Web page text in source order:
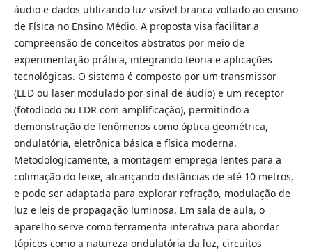
áudio e dados utilizando luz visível branca voltado ao ensino
de Física no Ensino Médio. A proposta visa facilitar a
compreensão de conceitos abstratos por meio de
experimentação prática, integrando teoria e aplicações
tecnológicas. O sistema é composto por um transmissor
(LED ou laser modulado por sinal de áudio) e um receptor
(fotodiodo ou LDR com amplificação), permitindo a
demonstração de fenômenos como óptica geométrica,
ondulatória, eletrônica básica e física moderna.
Metodologicamente, a montagem emprega lentes para a
colimação do feixe, alcançando distâncias de até 10 metros,
e pode ser adaptada para explorar refração, modulação de
luz e leis de propagação luminosa. Em sala de aula, o
aparelho serve como ferramenta interativa para abordar
tópicos como a natureza ondulatória da luz, circuitos